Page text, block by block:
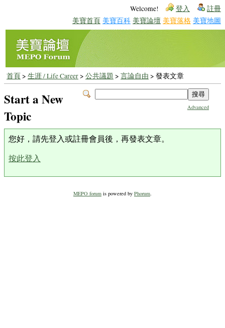
Welcome! 登入 註冊
美寶首頁 美寶百科 美寶論壇 美寶落格 美寶地圖
首頁> 生涯 / Life Career> 公共議題 > 言論自由 > 發表文章
Advanced
Start a New
Topic
您好，請先登入或註冊會員後，再發表文章。
按此登入
MEPO forum is powered by Phorum.